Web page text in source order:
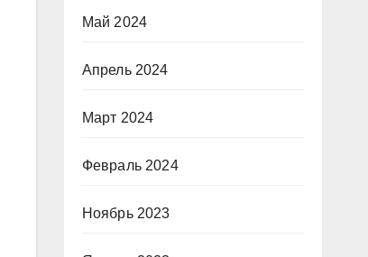
Май 2024
Апрель 2024
Март 2024
Февраль 2024
Ноябрь 2023